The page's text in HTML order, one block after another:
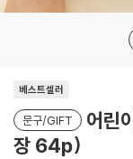
베스트셀러
문구/GIFT
어린
장 64p)